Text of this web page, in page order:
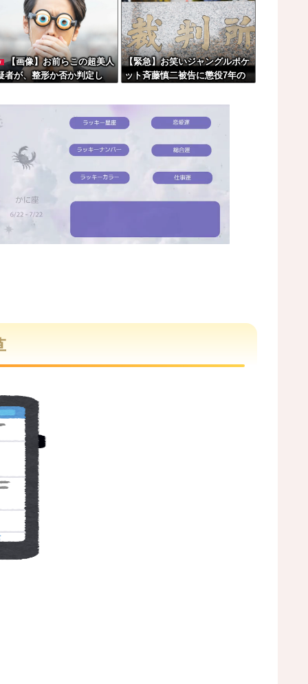
シー過ぎてワイらにブッ刺さりまくりw w w ...
らヤバくねーか？
の責任をどうとるんだ」
した結果がこちらw w w w w w w
。
【画像】お前らこの超美人
者が、整形か否か判定し
w w w w
【緊急】お笑いジャングルポケ
ット斉藤慎二被告に懲役7年の